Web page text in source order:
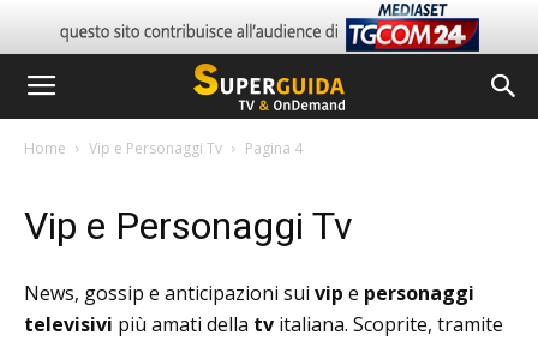
Home Vip e Personaggi Tv Pagina 4
Vip e Personaggi Tv
News, gossip e anticipazioni sui vip e personaggi
televisivi più amati della tv italiana. Scoprite, tramite